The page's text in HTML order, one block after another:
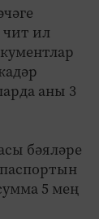
чит ил
аны 3
бәяләре
5 мең